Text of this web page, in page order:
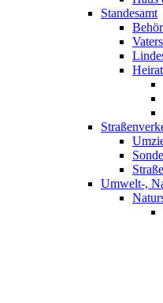
Standesamt
Umwelt-,